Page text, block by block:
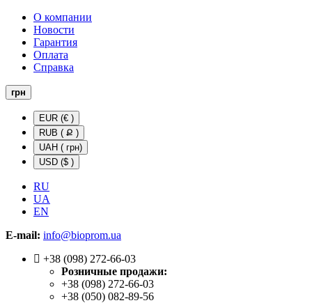
О компании
Новости
Гарантия
Оплата
Справка
грн
EUR (€ )
RUB ( Ք )
UAH ( грн)
USD ($ )
RU
UA
EN
E-mail: info@bioprom.ua
+38 (098) 272-66-03
Розничные продажи:
+38 (098) 272-66-03
+38 (050) 082-89-56